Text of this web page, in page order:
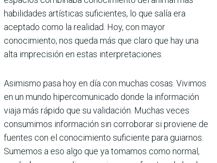
habilidades artísticas suficientes, lo que salía era
aceptado como la realidad. Hoy, con mayor
conocimiento, nos queda más que claro que hay una
alta imprecisión en estas interpretaciones.
Asimismo pasa hoy en día con muchas cosas. Vivimos
en un mundo hipercomunicado donde la información
viaja más rápido que su validación. Muchas veces
consumimos información sin corroborar si proviene de
fuentes con el conocimiento suficiente para guiarnos.
Sumemos a eso algo que ya tomamos como normal,